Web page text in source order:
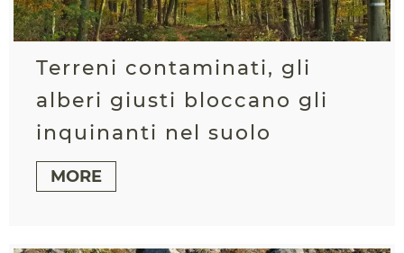
Terreni contaminati, gli
alberi giusti bloccano gli
inquinanti nel suolo
MORE